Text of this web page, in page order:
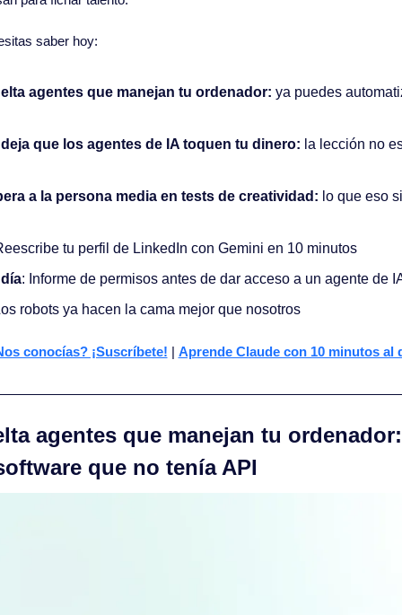
saber hoy:
agentes que manejan tu ordenador: ya puedes
que los agentes de IA toquen tu dinero: la lección no
a la persona media en tests de creatividad: lo que eso
tu perfil de LinkedIn con Gemini en 10 minutos
: Informe de permisos antes de dar acceso a un agente de
robots ya hacen la cama mejor que nosotros
conocías? ¡Suscríbete! | Aprende Claude con 10 minutos al
agentes que manejan tu
que no tenía API